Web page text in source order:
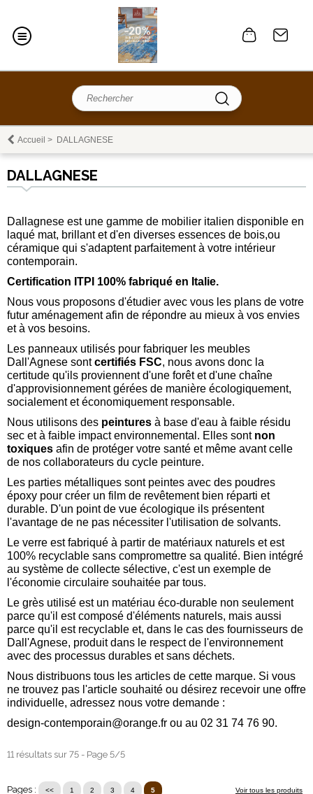
Accueil > DALLAGNESE
DALLAGNESE
Dallagnese est une gamme de mobilier italien disponible en
laqué mat, brillant et d'en diverses essences de bois,ou
céramique qui s'adaptent parfaitement à votre intérieur
contemporain.
Certification ITPI 100% fabriqué en Italie.
Nous vous proposons d'étudier avec vous les plans de votre
futur aménagement afin de répondre au mieux à vos envies
et à vos besoins.
Les panneaux utilisés pour fabriquer les meubles
Dall'Agnese sontcertifiés FSC, nous avons donc la
certitude qu'ils proviennent d'une forêt et d'une chaîne
d'approvisionnement gérées de manière écologiquement,
socialement et économiquement responsable.
Nous utilisons des peintures à base d'eau à faible résidu
sec et à faible impact environnemental. Elles sont non
toxiques afin de protéger votre santé et même avant celle
de nos collaborateurs du cycle peinture.
Les parties métalliques sont peintes avec des poudres
époxy pour créer un film de revêtement bien réparti et
durable. D'un point de vue écologique ils présentent
l'avantage de ne pas nécessiter l'utilisation de solvants.
Le verre est fabriqué à partir de matériaux naturels et est
100% recyclable sans compromettre sa qualité. Bien intégré
au système de collecte sélective, c'est un exemple de
l'économie circulaire souhaitée par tous.
Le grès utilisé est un matériau éco-durable non seulement
parce qu'il est composé d'éléments naturels, mais aussi
parce qu'il est recyclable et, dans le cas des fournisseurs de
Dall'Agnese, produit dans le respect de l'environnement
avec des processus durables et sans déchets.
Nous distribuons tous les articles de cette marque. Si vous
ne trouvez pas l'article souhaité ou désirez recevoir une offre
individuelle, adressez nous votre demande :
design-contemporain@orange.fr ou au 02 31 74 76 90.
11 résultats sur 75 - Page 5/5
Pages : << 1 2 3 4 5 Voir tous les produits